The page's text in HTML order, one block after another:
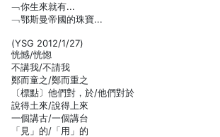
﹁你生來就有...
﹁鄂斯曼帝國的珠寶...
(YSG 2012/1/27)
恍憾/恍惚
不講我/不請我
鄭而童之/鄭而重之
〔標點〕他們對，於/他們對於
說得土來/說得上來
一個講古/一個講台
「見」的/「用」的